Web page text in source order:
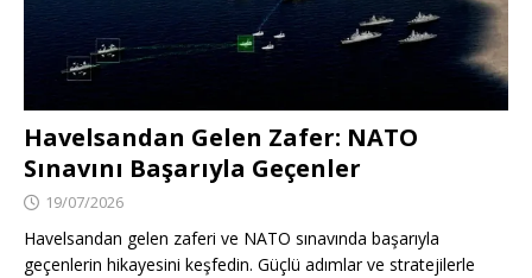
Havelsandan Gelen Zafer: NATO
Sınavını Başarıyla Geçenler
19/07/2026
Havelsandan gelen zaferi ve NATO sınavında başarıyla
geçenlerin hikayesini keşfedin. Güçlü adımlar ve stratejilerle